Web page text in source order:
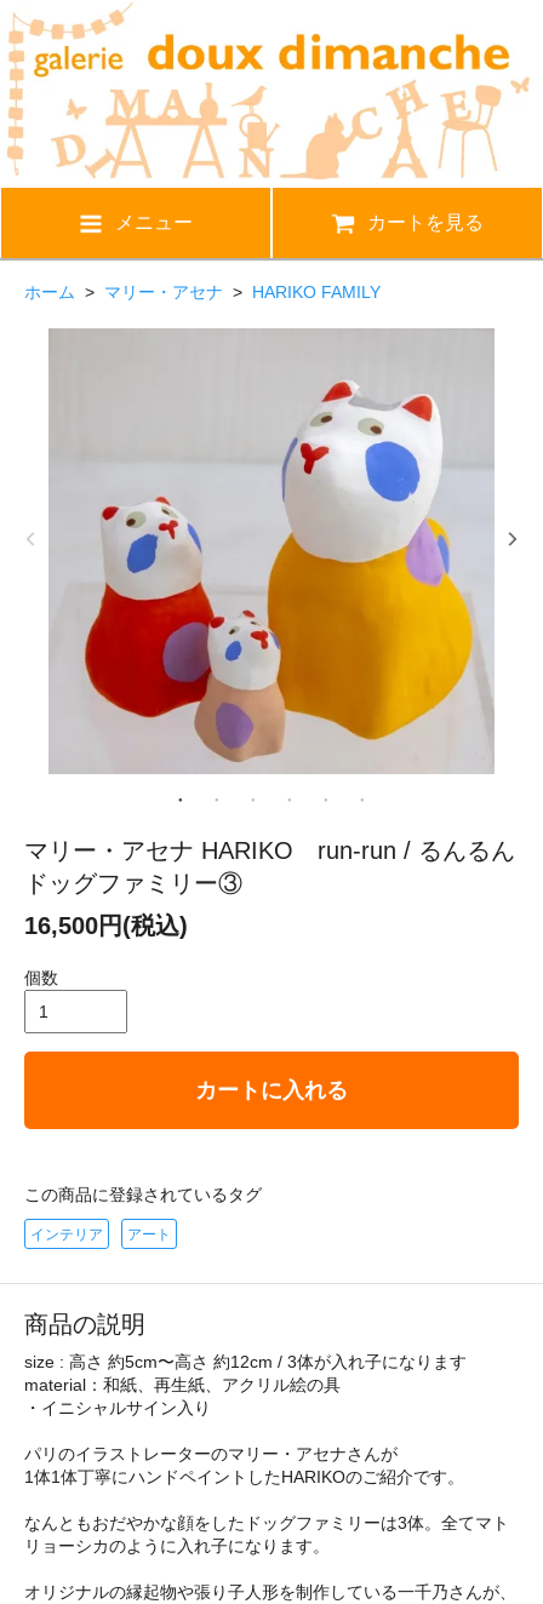
メニュー カートを見る
ホーム > マリー・アセナ > HARIKO FAMILY
マリー・アセナ HARIKO run-run / るんるん
ドッグファミリー③
16,500円(税込)
個数
カートに入れる
この商品に登録されているタグ
インテリア アート
商品の説明
size : 高さ 約5cm〜高さ 約12cm / 3体が入れ子になります
material：和紙、再生紙、アクリル絵の具
・イニシャルサイン入り
パリのイラストレーターのマリー・アセナさんが
1体1体丁寧にハンドペイントしたHARIKOのご紹介です。
なんともおだやかな顔をしたドッグファミリーは3体。全てマト
リョーシカのように入れ子になります。
オリジナルの縁起物や張り子人形を制作している一千乃さんが、